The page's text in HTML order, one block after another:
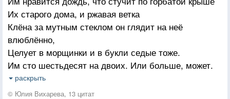
Сколько счастья не прописывай,
Ты пойми, одно пойми,
Замело дороги листьями,
Да так сильно, не пройти
Жаль всевышним не придуманно,
Их старого дома, и ржавая ветка
Клёна за мутным стеклом он глядит на неё
влюблённо,
Целует в морщинки и в букли седые тоже.
Им сто шестьдесят на двоих. Или больше, может.
Но думать о возрасте в возрасте — много чести.
Куда интересней встречать эту осень вместе.
раскрыть
© Юлия Вихарева, 13 цитат